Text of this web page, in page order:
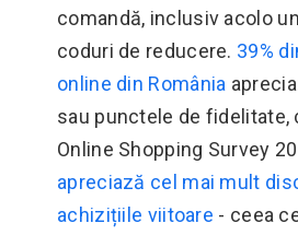
comandă, inclusiv acolo
coduri de reducere. 39%
online din România
sau punctele de fidelitate,
Online Shopping Survey
apreciază cel mai mult
achizițiile viitoare - ceea